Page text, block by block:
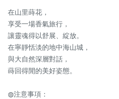
在山里蒔花，
享受⼀場香氣旅⾏，
讓靈魂得以舒展、綻放。
在寧靜恬淡的地中海山城，
與⼤自然深層對話，
蒔回得閒的美好姿態。
◍注意事項：